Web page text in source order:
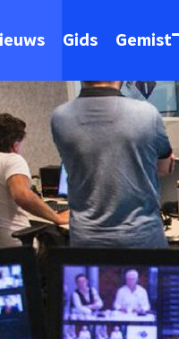
Gids Gemist